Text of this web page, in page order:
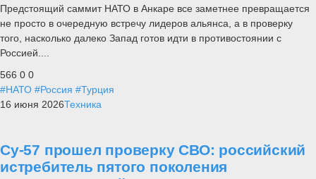
Предстоящий саммит НАТО в Анкаре все заметнее превращается
не просто в очередную встречу лидеров альянса, а в проверку
того, насколько далеко Запад готов идти в противостоянии с
Россией....
566 0 0
#НАТО #Россия #Турция
16 июня 2026Техника
Су-57 прошел проверку СВО: российский
истребитель пятого поколения